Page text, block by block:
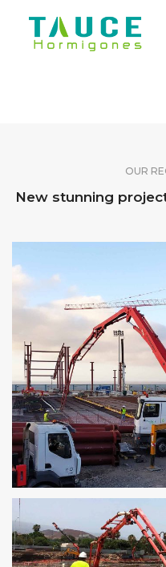
SHARE
OUR
New stunning
AEROPUERTO